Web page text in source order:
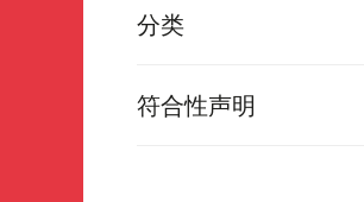
分类
符合性声明